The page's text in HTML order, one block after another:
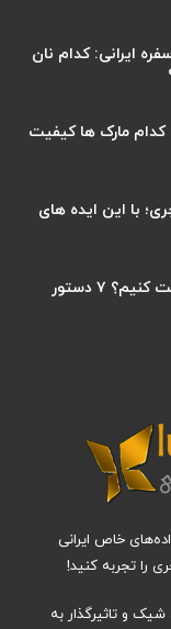
ایرانی: کدام نان
کدام مارک ها کیفیت
با این ایده های
چطور نوشیدنی موکتل خانگی بدون الکل درست کنیم؟ ۷ دستور
خاص ایرانی
را تجربه کنید!
و تاثیرگذار به